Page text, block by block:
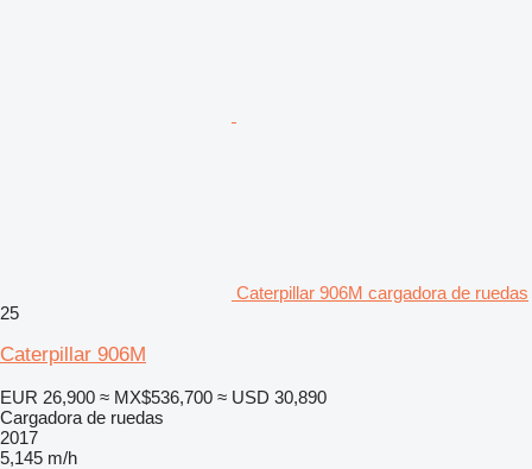
Caterpillar 906M cargadora de ruedas
25
Caterpillar 906M
EUR 26,900 ≈ MX$536,700 ≈ USD 30,890
Cargadora de ruedas
2017
5,145 m/h